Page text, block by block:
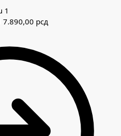
7.890,00 рсд